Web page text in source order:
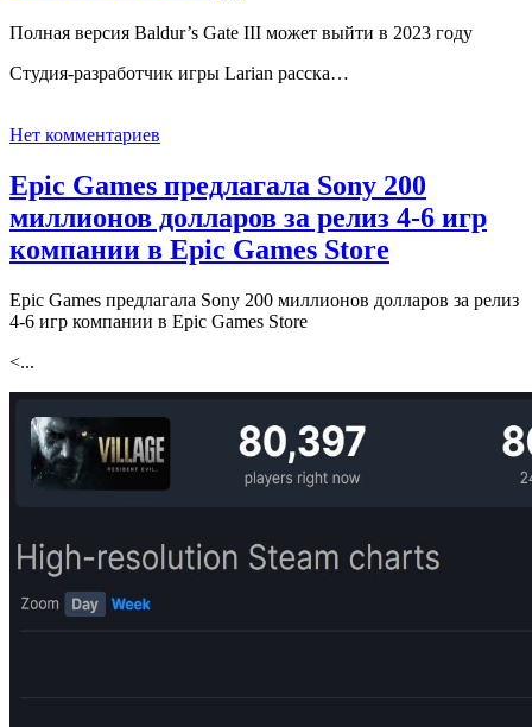
Полная версия Baldur’s Gate III может выйти в 2023 году
Студия-разработчик игры Larian расска…
Нет комментариев
Epic Games предлагала Sony 200
миллионов долларов за релиз 4-6 игр
компании в Epic Games Store
Epic Games предлагала Sony 200 миллионов долларов за релиз
4-6 игр компании в Epic Games Store
<...